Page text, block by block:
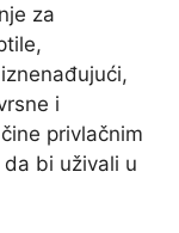
za
i
privlačnim
bi uživali u